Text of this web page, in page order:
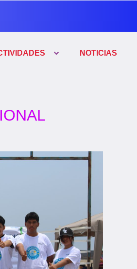
NOTICIAS